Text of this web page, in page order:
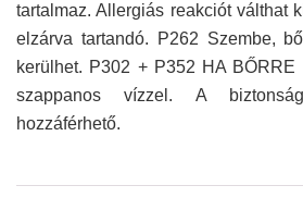
tartalmaz. Allergiás reakciót válthat
elzárva tartandó. P262 Szembe,
kerülhet. P302 + P352 HA
szappanos vízzel. A
hozzáférhető.